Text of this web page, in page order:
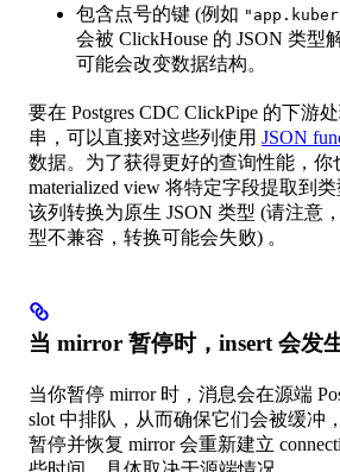
包含点号的键 (例如
会被 ClickHouse 的 JSON 类型
可能会改变数据结构。
要在 Postgres CDC ClickPipe 的下游
串，可以直接对这些列使用 JSON
数据。为了获得更好的查询性能，你
materialized view 将特定字段提取到
该列转换为原生 JSON 类型 (请注意
型不兼容，转换可能会失败) 。
当 mirror 暂停时，insert 会发
当你暂停 mirror 时，消息会在源端
slot 中排队，从而确保它们会被缓冲
暂停并恢复 mirror 会重新建立